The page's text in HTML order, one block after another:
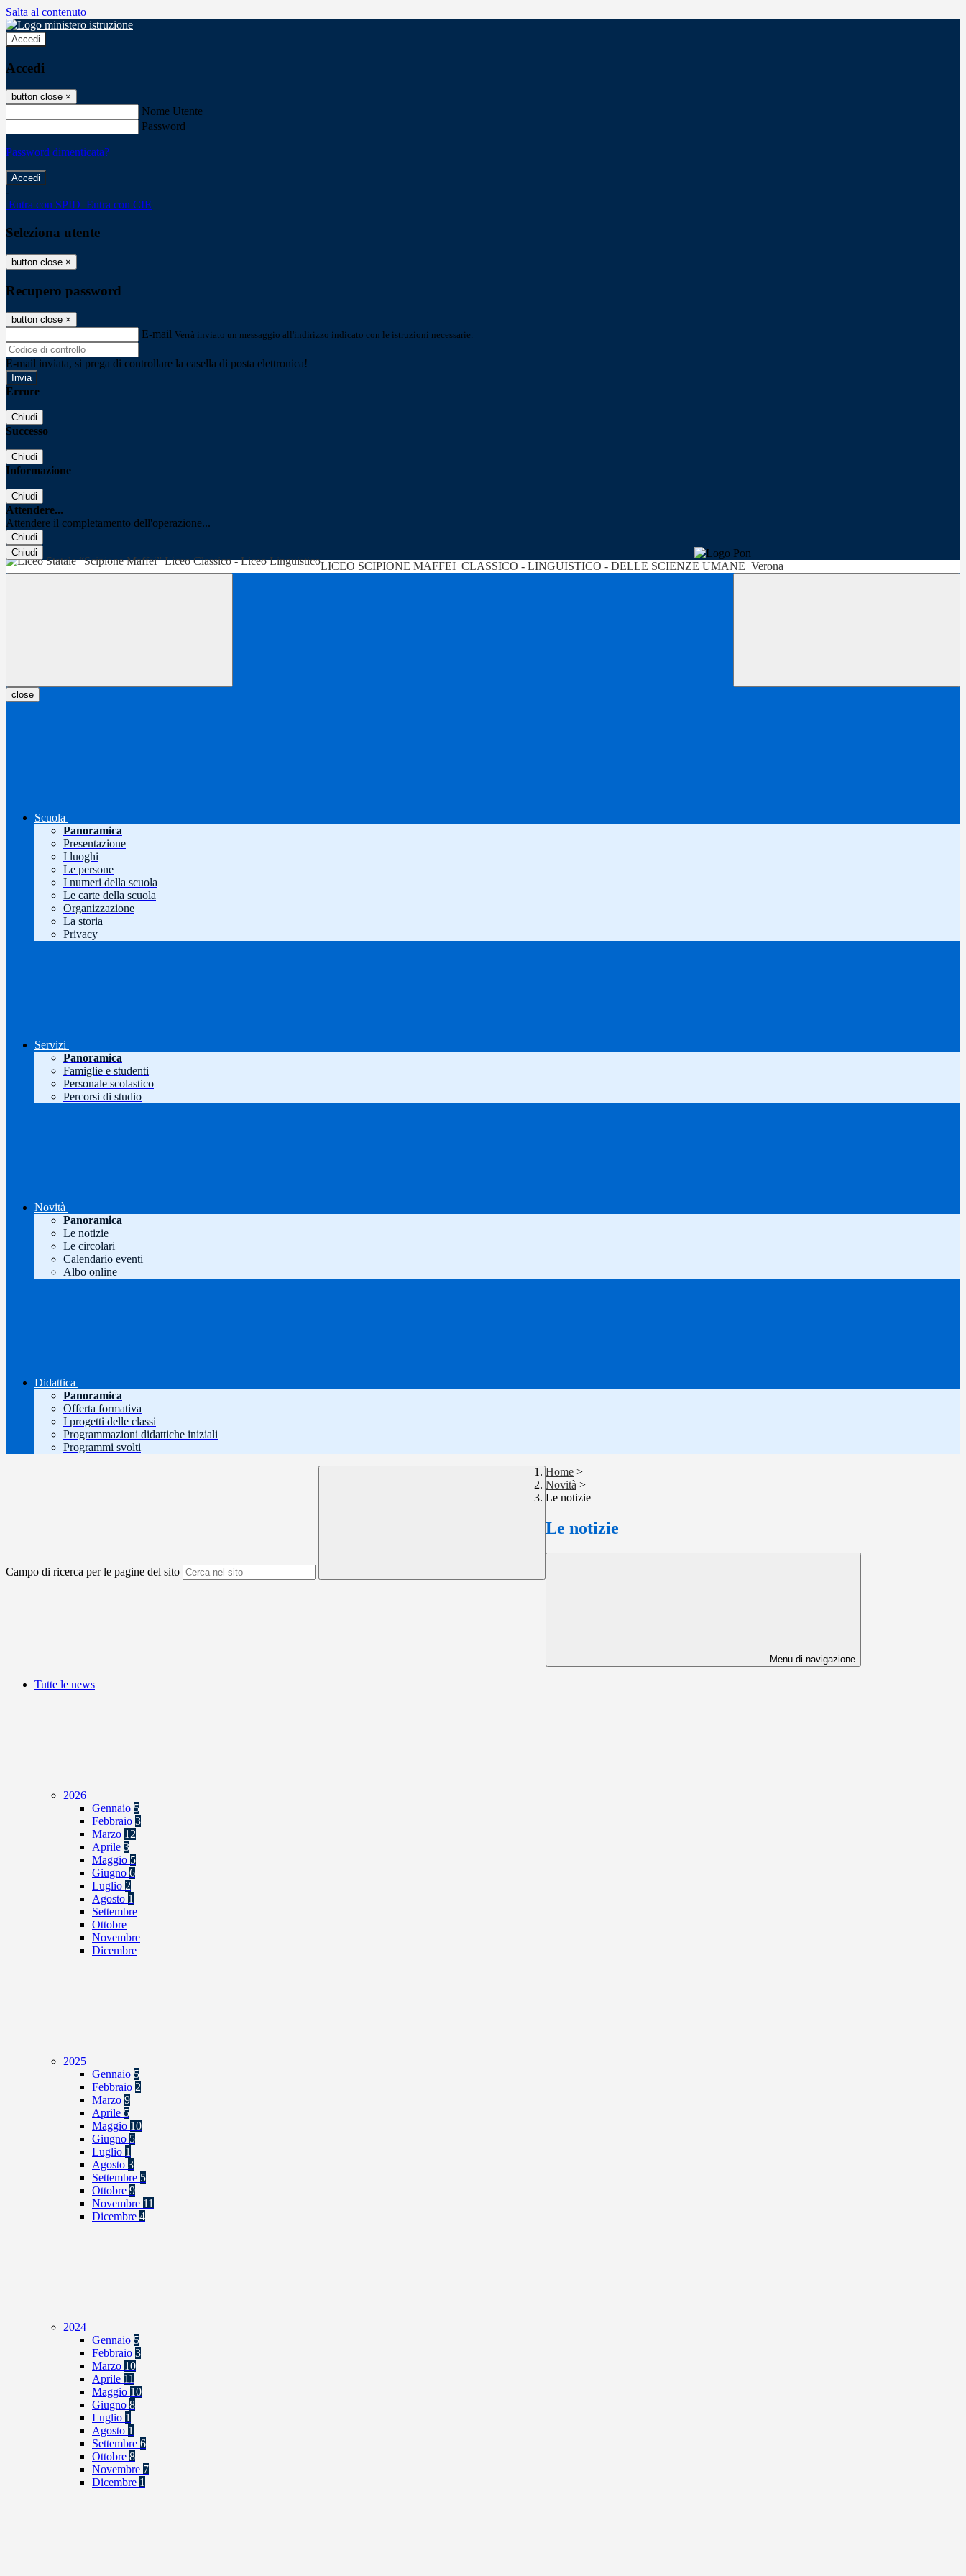
Salta al contenuto
Accedi
Accedi
button close ×
Nome Utente
Password
Password dimenticata?
-
Entra con SPID Entra con CIE
Seleziona utente
button close ×
Recupero password
button close ×
E-mail Verrà inviato un messaggio all'indirizzo indicato con le istruzioni necessarie.
E-mail inviata, si prega di controllare la casella di posta elettronica!
Errore
Chiudi
Successo
Chiudi
Informazione
Chiudi
Attendere...
Attendere il completamento dell'operazione...
Chiudi
Chiudi
LICEO SCIPIONE MAFFEI CLASSICO - LINGUISTICO - DELLE SCIENZE UMANE Verona
close
Scuola
Panoramica
Presentazione
I luoghi
Le persone
I numeri della scuola
Le carte della scuola
Organizzazione
La storia
Privacy
Servizi
Panoramica
Famiglie e studenti
Personale scolastico
Percorsi di studio
Novità
Panoramica
Le notizie
Le circolari
Calendario eventi
Albo online
Didattica
Panoramica
Offerta formativa
I progetti delle classi
Programmazioni didattiche iniziali
Programmi svolti
Campo di ricerca per le pagine del sito
Home >
Novità >
Le notizie
Le notizie
Menu di navigazione
Tutte le news
2026
Gennaio 5
Febbraio 3
Marzo 12
Aprile 3
Maggio 5
Giugno 6
Luglio 2
Agosto 1
Settembre
Ottobre
Novembre
Dicembre
2025
Gennaio 5
Febbraio 2
Marzo 9
Aprile 5
Maggio 10
Giugno 5
Luglio 1
Agosto 3
Settembre 5
Ottobre 9
Novembre 11
Dicembre 4
2024
Gennaio 5
Febbraio 3
Marzo 10
Aprile 11
Maggio 10
Giugno 8
Luglio 1
Agosto 1
Settembre 6
Ottobre 8
Novembre 7
Dicembre 1